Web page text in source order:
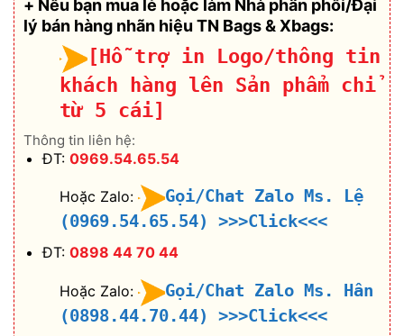
+ Nếu bạn mua lẻ hoặc làm Nhà phân phối/Đại
lý bán hàng nhãn hiệu TN Bags & Xbags:
[Hỗ trợ in Logo/thông tin
khách hàng lên Sản phẩm chỉ
từ 5 cái]
Thông tin liên hệ:
ĐT: 0969.54.65.54
Hoặc Zalo:
Gọi/Chat Zalo Ms. Lệ
(0969.54.65.54)
>>>Click<<<
ĐT: 0898 44 70 44
Hoặc Zalo:
Gọi/Chat Zalo Ms. Hân
(0898.44.70.44)
>>>Click<<<